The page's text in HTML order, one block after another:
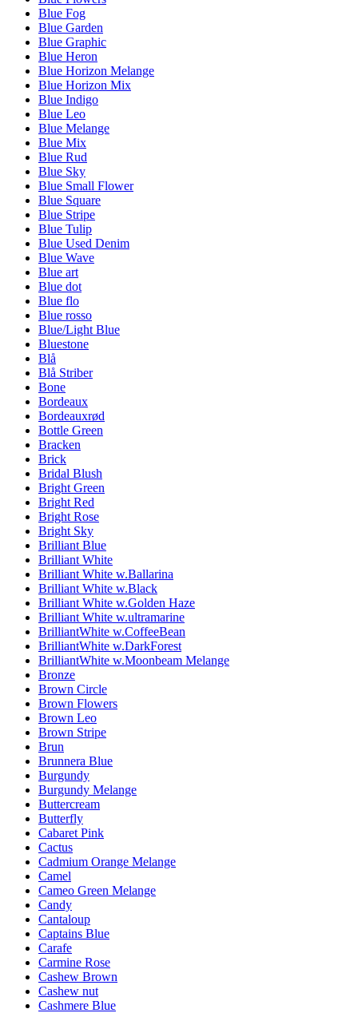
Blue Fog
Blue Garden
Blue Graphic
Blue Heron
Blue Horizon Melange
Blue Horizon Mix
Blue Indigo
Blue Leo
Blue Melange
Blue Mix
Blue Rud
Blue Sky
Blue Small Flower
Blue Square
Blue Stripe
Blue Tulip
Blue Used Denim
Blue Wave
Blue art
Blue dot
Blue flo
Blue rosso
Blue/Light Blue
Bluestone
Blå
Blå Striber
Bone
Bordeaux
Bordeauxrød
Bottle Green
Bracken
Brick
Bridal Blush
Bright Green
Bright Red
Bright Rose
Bright Sky
Brilliant Blue
Brilliant White
Brilliant White w.Ballarina
Brilliant White w.Black
Brilliant White w.Golden Haze
Brilliant White w.ultramarine
BrilliantWhite w.CoffeeBean
BrilliantWhite w.DarkForest
BrilliantWhite w.Moonbeam Melange
Bronze
Brown Circle
Brown Flowers
Brown Leo
Brown Stripe
Brun
Brunnera Blue
Burgundy
Burgundy Melange
Buttercream
Butterfly
Cabaret Pink
Cactus
Cadmium Orange Melange
Camel
Cameo Green Melange
Candy
Cantaloup
Captains Blue
Carafe
Carmine Rose
Cashew Brown
Cashew nut
Cashmere Blue